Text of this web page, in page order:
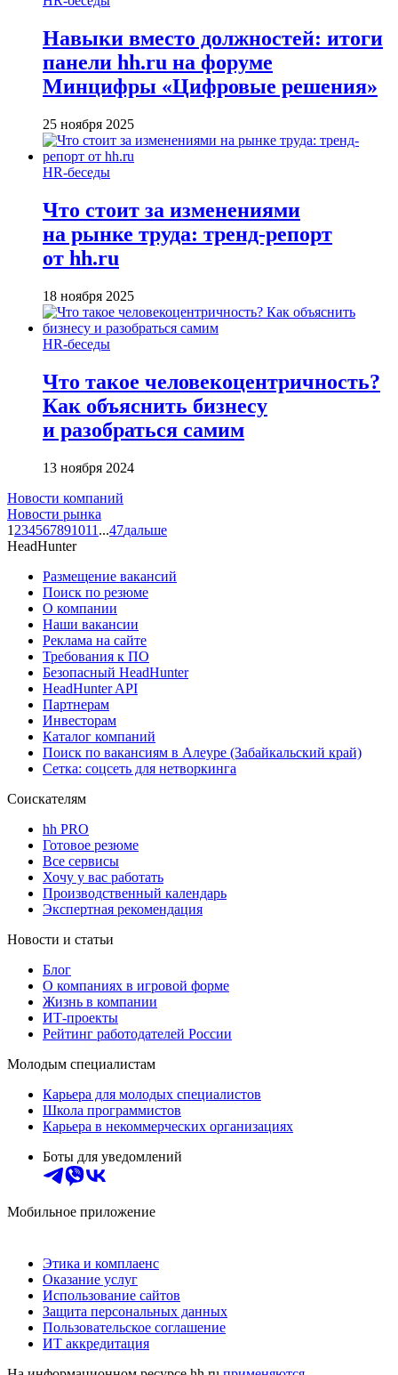
Навыки вместо должностей: итоги
панели hh.ru на форуме
Минцифры «Цифровые решения»
25 ноября 2025
HR-беседы
Что стоит за изменениями
на рынке труда: тренд-репорт
от hh.ru
18 ноября 2025
HR-беседы
Что такое человеко­центричность?
Как объяснить бизнесу
и разобраться самим
13 ноября 2024
Новости компаний
Новости рынка
1 234567891011 ...47дальше
HeadHunter
Размещение вакансий
Поиск по резюме
О компании
Наши вакансии
Реклама на сайте
Требования к ПО
Безопасный HeadHunter
HeadHunter API
Партнерам
Инвесторам
Каталог компаний
Поиск по вакансиям в Алеуре (Забайкальский край)
Сетка: соцсеть для нетворкинга
Соискателям
hh PRO
Готовое резюме
Все сервисы
Хочу у вас работать
Производственный календарь
Экспертная рекомендация
Новости и статьи
Блог
О компаниях в игровой форме
Жизнь в компании
ИТ-проекты
Рейтинг работодателей России
Молодым специалистам
Карьера для молодых специалистов
Школа программистов
Карьера в некоммерческих организациях
Боты для уведомлений
Мобильное приложение
Этика и комплаенс
Оказание услуг
Использование сайтов
Защита персональных данных
Пользовательское соглашение
ИТ аккредитация